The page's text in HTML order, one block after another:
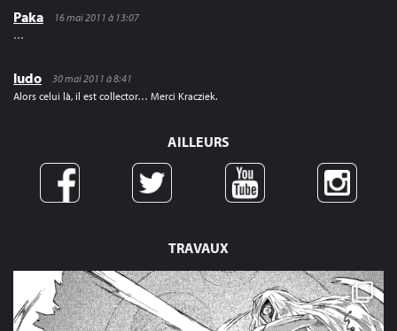
TRAVAUX
Paka
16 mai 2011 à 13:07
…
ludo
30 mai 2011 à 8:41
Alors celui là, il est collector… Merci Kracziek.
AILLEURS